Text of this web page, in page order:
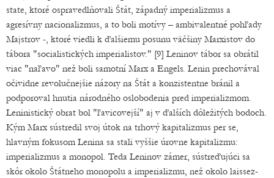
state, ktoré ospravedlňovali Štát, západný imperializmus a
agresívny nacionalizmus, a to boli motívy – ambivalentné pohľady
Majstrov -, ktoré viedli k ďalšiemu posunu väčšiny Marxistov do
tábora "socialistických imperialistov." [9] Leninov tábor sa obrátil
viac "naľavo" než boli samotní Marx a Engels. Lenin prechovával
očividne revolučnejšie názory na Štát a konzistentne bránil a
podporoval hnutia národného oslobodenia pred imperializmom.
Leninistický obrat bol "ľavicovejší" aj v ďalších dôležitých bodoch.
Kým Marx sústredil svoj útok na trhový kapitalizmus per se,
hlavným fokusom Lenina sa stali vyššie úrovne kapitalizmu:
imperializmus a monopol. Teda Leninov zámer, sústreďujúci sa
skôr okolo Štátneho monopolu a imperializmu, než okolo laissez-